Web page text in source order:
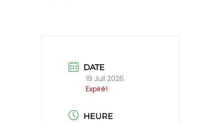
DATE
19 Juil 2026
Expiré!
HEURE